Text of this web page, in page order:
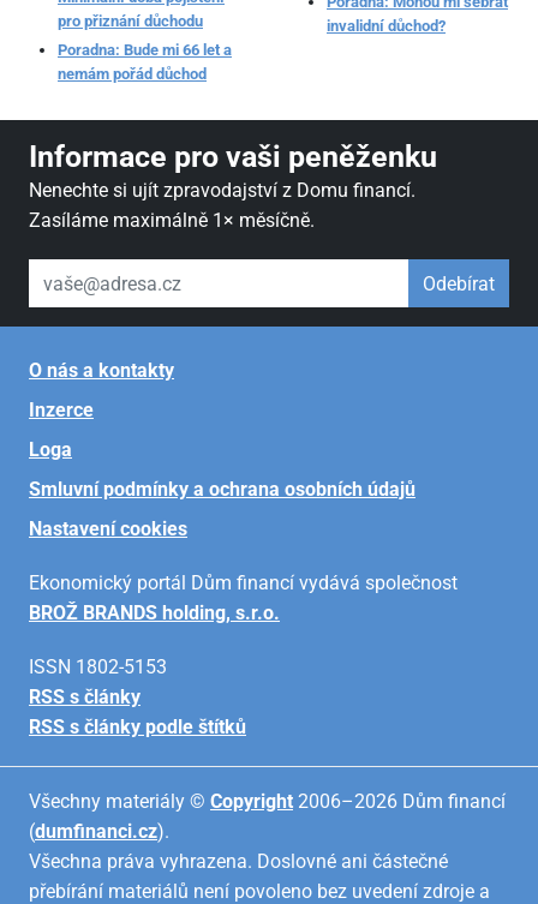
pro přiznání důchodu
Poradna: Bude mi 66 let a
nemám pořád důchod
invalidní důchod?
Informace pro vaši peněženku
Nenechte si ujít zpravodajství z Domu financí.
Zasíláme maximálně 1× měsíčně.
váš email Odebírat
O nás a kontakty
Inzerce
Loga
Smluvní podmínky a ochrana osobních údajů
Nastavení cookies
Ekonomický portál Dům financí vydává společnost
BROŽ BRANDS holding, s.r.o.
ISSN 1802-5153
RSS s články
RSS s články podle štítků
Všechny materiály © Copyright 2006–2026 Dům financí
(dumfinanci.cz).
Všechna práva vyhrazena. Doslovné ani částečné
přebírání materiálů není povoleno bez uvedení zdroje a